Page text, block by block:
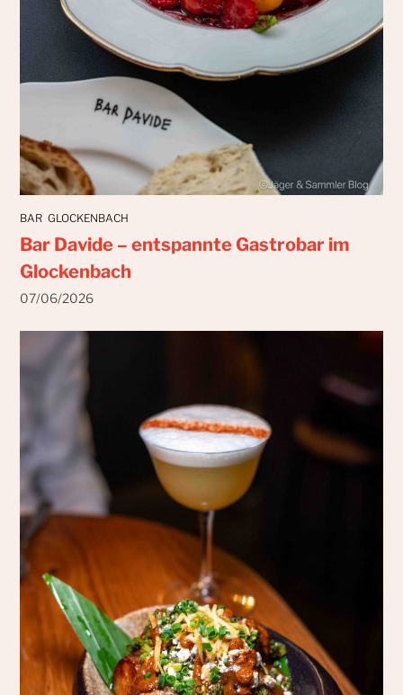
BAR GLOCKENBACH
Bar Davide – entspannte Gastrobar im
Glockenbach
07/06/2026